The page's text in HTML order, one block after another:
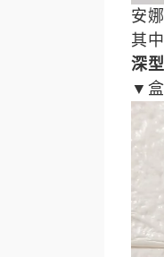
安
其
深
▼盒